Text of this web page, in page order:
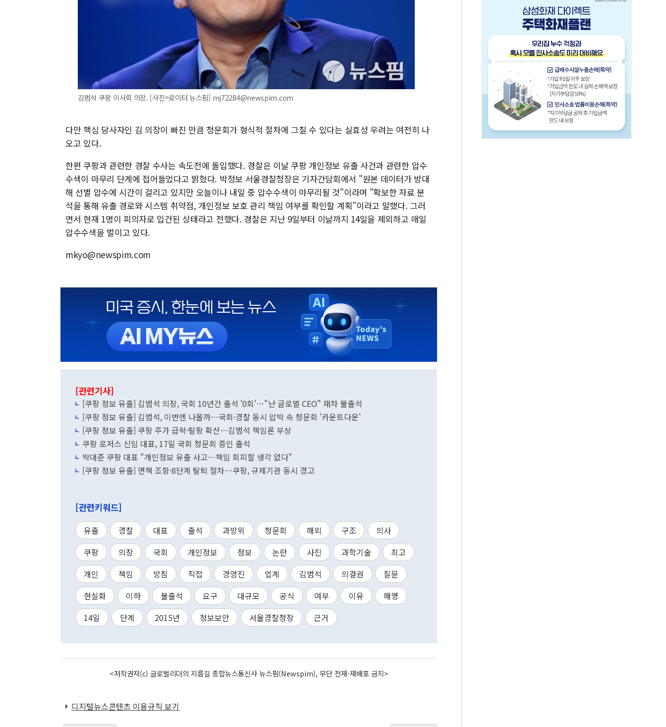
김범석 쿠팡 이사회 의장. [사진=로이터 뉴스핌] mj72284@newspim.com
다만 핵심 당사자인 김 의장이 빠진 만큼 청문회가 형식적 절차에 그칠 수 있다는 실효성 우려는 여전히 나
오고 있다.
한편 쿠팡과 관련한 경찰 수사는 속도전에 돌입했다. 경찰은 이날 쿠팡 개인정보 유출 사건과 관련한 압수
수색이 마무리 단계에 접어들었다고 밝혔다. 박정보 서울경찰청장은 기자간담회에서 "원본 데이터가 방대
해 선별 압수에 시간이 걸리고 있지만 오늘이나 내일 중 압수수색이 마무리될 것"이라며 "확보한 자료 분
석을 통해 유출 경로와 시스템 취약점, 개인정보 보호 관리 책임 여부를 확인할 계획"이라고 말했다. 그러
면서 현재 1명이 피의자로 입건된 상태라고 전했다. 경찰은 지난 9일부터 이날까지 14일을 제외하고 매일
압수수색을 벌이고 있다.
mkyo@newspim.com
[관련기사]
[쿠팡 정보 유출] 김범석 의장, 국회 10년간 출석 '0회'…"난 글로벌 CEO" 재차 불출석
[쿠팡 정보 유출] 김범석, 이번엔 나올까…국회·경찰 동시 압박 속 청문회 '카운트다운'
[쿠팡 정보 유출] 쿠팡 주가 급락·탈팡 확산…김범석 책임론 부상
쿠팡 로저스 신임 대표, 17일 국회 청문회 증인 출석
박대준 쿠팡 대표 "개인정보 유출 사고…책임 회피할 생각 없다"
[쿠팡 정보 유출] 면책 조항·8단계 탈퇴 절차…쿠팡, 규제기관 동시 경고
[관련키워드]
유출 경찰 대표 출석 과방위 청문회 해외 구조
의사
쿠팡
의장 국회 개인정보 정보 논란 사진 과학기술
최고
개인
책임 방침 직접 경영진 업계 김범석 의결권
질문
현실화
이하 불출석 요구 대규모 공식 여부 이유
해명
14일
단계 2015년 정보보안 서울경찰청장 근거
<저작권자(c) 글로벌리더의 지름길 종합뉴스통신사 뉴스핌(Newspim), 무단 전재-재배포 금지>
디지털뉴스콘텐츠 이용규칙 보기